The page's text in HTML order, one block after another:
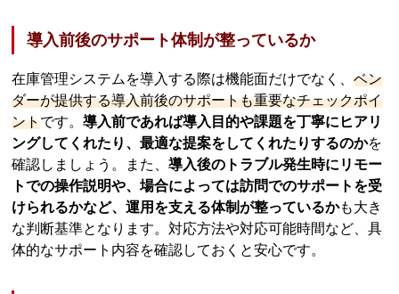
導入前後のサポート体制が整っているか
在庫管理システムを導入する際は機能面だけでなく、ベン
ダーが提供する導入前後のサポートも重要なチェックポイ
ントです。導入前であれば導入目的や課題を丁寧にヒアリ
ングしてくれたり、最適な提案をしてくれたりするのかを
確認しましょう。また、導入後のトラブル発生時にリモー
トでの操作説明や、場合によっては訪問でのサポートを受
けられるかなど、運用を支える体制が整っているかも大き
な判断基準となります。対応方法や対応可能時間など、具
体的なサポート内容を確認しておくと安心です。